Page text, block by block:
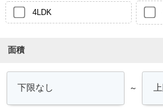
4LDK
面積
～